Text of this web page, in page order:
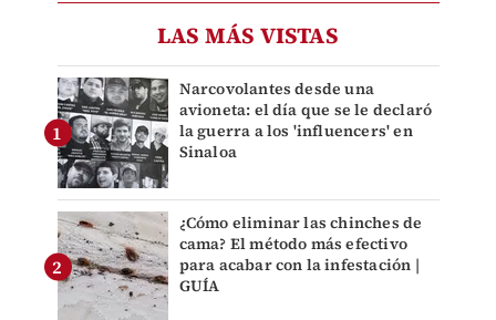
LAS MÁS VISTAS
Narcovolantes desde una
avioneta: el día que se le declaró
la guerra a los 'influencers' en
Sinaloa
¿Cómo eliminar las chinches de
cama? El método más efectivo
para acabar con la infestación |
GUÍA